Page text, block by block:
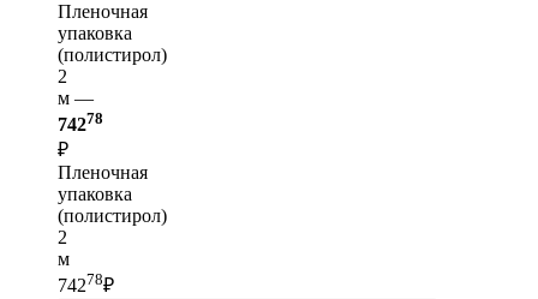
Пленочная
упаковка
(полистирол)
2
м —
74278
₽
Пленочная
упаковка
(полистирол)
2
м
74278₽